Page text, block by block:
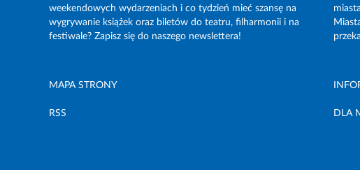
weekendowych wydarzeniach i co tydzień mieć szansę na
wygrywanie książek oraz biletów do teatru, filharmonii i na
festiwale? Zapisz się do naszego newslettera!
MAPA STRONY
RSS DLA